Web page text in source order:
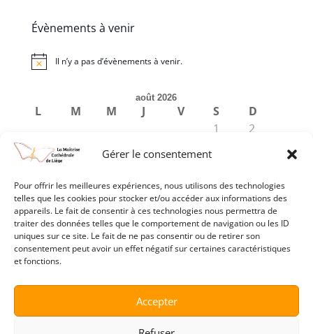
Gérer le consentement
Pour offrir les meilleures expériences, nous utilisons des technologies
telles que les cookies pour stocker et/ou accéder aux informations des
appareils. Le fait de consentir à ces technologies nous permettra de
traiter des données telles que le comportement de navigation ou les ID
uniques sur ce site. Le fait de ne pas consentir ou de retirer son
consentement peut avoir un effet négatif sur certaines caractéristiques
et fonctions.
Accepter
Évènements à venir
Notice Il n’y a pas d’évènements à venir.
août 2026
L M M J V S
D
1
2
3
4
10
17
18 19 20 21 22
23
24
25 26 27 28 29
30
31
« Avr